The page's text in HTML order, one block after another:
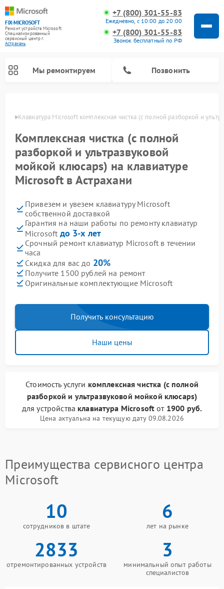
FIX-MICROSOFT
Ремонт устройств Microsoft
Специализированный
cервисный центр г.
Астрахань
+7 (800) 301-55-83
Ежедневно, с 10:00 до 20:00
+7 (800) 301-55-83
Звонок бесплатный по РФ
Мы ремонтируем Позвонить
Клавиатура Microsoft комплексная чистка (с полной разборкой и
Комплексная чистка (с полной
разборкой и ультразвуковой
мойкой клюcaps) на клавиатуре
Microsoft в Астрахани
Привезем и увезем клавиатуру Microsoft
собственной доставкой
Гарантия на наши работы по ремонту клавиатур
Microsoft до 3-х лет
Срочный ремонт клавиатур Microsoft в течении
часа
Скидка для вас до 20%
Получите 1500 рублей на ремонт
Оригинальные комплектующие Microsoft
Получить консультацию
Наши цены
Стоимость услуги комплексная чистка (с полной
разборкой и ультразвуковой мойкой клюcaps)
для устройства клавиатура Microsoft от 1900 руб.
Цена актуальна на текущую дату 09.08.2026
Преимущества сервисного центра
Microsoft
10
сотрудников в штате
6
лет на рынке
2833
отремонтированных устройств
3
минимальный опыт работы
специалистов